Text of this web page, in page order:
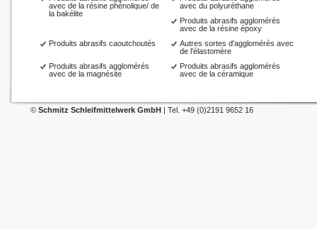
avec de la résine phénolique/ de
la bakélite
avec du polyuréthane
Produits abrasifs agglomérés
avec de la résine époxy
Produits abrasifs caoutchoutés
Autres sortes d'agglomérés avec
de l'élastomère
Produits abrasifs agglomérés
avec de la magnésite
Produits abrasifs agglomérés
avec de la céramique
© Schmitz Schleifmittelwerk GmbH | Tel. +49 (0)2191 9652 16